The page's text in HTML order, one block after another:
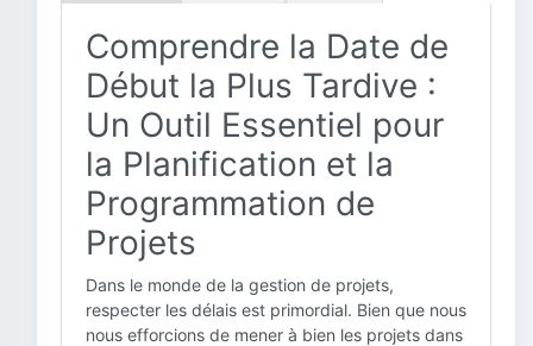
Comprendre la Date de
Début la Plus Tardive :
Un Outil Essentiel pour
la Planification et la
Programmation de
Projets
Dans le monde de la gestion de projets,
respecter les délais est primordial. Bien que nous
nous efforcions de mener à bien les projets dans